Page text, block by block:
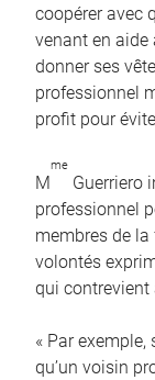
coopérer avec
venant en
donner ses
professionnel
profit pour
M
me
Guerriero
professionnel
membres de la
volontés
qui contrevient
« Par exemple,
qu’un voisin